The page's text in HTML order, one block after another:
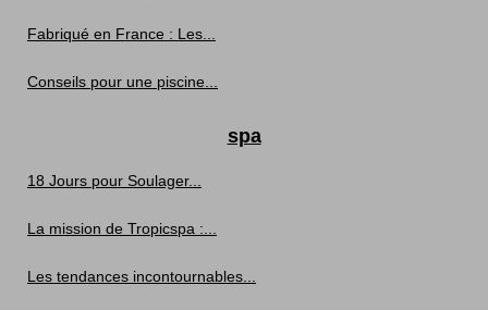
Fabriqué en France : Les...
Conseils pour une piscine...
spa
18 Jours pour Soulager...
La mission de Tropicspa :...
Les tendances incontournables...